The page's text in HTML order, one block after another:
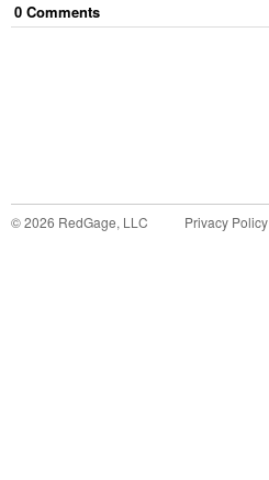
0 Comments
©2026 RedGage, LLC Privacy Policy